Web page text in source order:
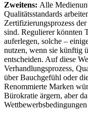
Zweitens: Alle
Qualitätsstandards
Zertifizierungsprozess der
sind. Regulierer könnten
auferlegen, solche –
nutzen, wenn sie künftig
entscheiden. Auf diese
Verhandlungsprozess,
über Bauchgefühl oder
Renommierte Marken
Bürokratie ärgern, aber